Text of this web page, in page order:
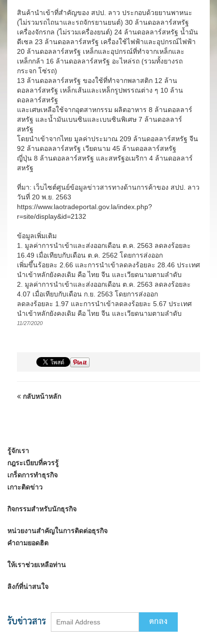
สินค้านำเข้าที่สำคัญของ สปป. ลาว ประกอบด้วยยานพาหนะ
(ไม่รวมรถไถนาและรถจักรยานยนต์) 30 ล้านดอลลาร์สหรัฐ
เครื่องจักรกล (ไม่รวมเครื่องยนต์) 24 ล้านดอลลาร์สหรัฐ น้ำมัน
ดีเซล 23 ล้านดอลลาร์สหรัฐ เครื่องใช้ไฟฟ้าและอุปกรณ์ไฟฟ้า
20 ล้านดอลลาร์สหรัฐ เหล็กและอุปกรณ์ที่ทำจากเหล็กและ
เหล็กกล้า 16 ล้านดอลลาร์สหรัฐ อะไหล่รถ (รวมทั้งยางรถ
กระจก โซ่รถ)
13 ล้านดอลลาร์สหรัฐ ของใช้ที่ทำจากพลาสติก 12 ล้าน
ดอลลาร์สหรัฐ เหล็กเส้นและเหล็กรูปพรรณต่าง ๆ 10 ล้าน
ดอลลาร์สหรัฐ
และเศษเหลือใช้จากอุตสาหกรรม ผลิตอาหาร 8 ล้านดอลลาร์
สหรัฐ และน้ำมันเบนซินและเบนซินพิเศษ 7 ล้านดอลลาร์
สหรัฐ
โดยนำเข้าจากไทย มูลค่าประมาณ 209 ล้านดอลลาร์สหรัฐ จีน
92 ล้านดอลลาร์สหรัฐ เวียดนาม 45 ล้านดอลลาร์สหรัฐ
ญี่ปุ่น 8 ล้านดอลลาร์สหรัฐ และสหรัฐอเมริกา 4 ล้านดอลลาร์
สหรัฐ
ที่มา: เว็บไซต์ศูนย์ข้อมูลข่าวสารทางด้านการค้าของ สปป. ลาว
วันที่ 20 พ.ย. 2563
https://www.laotradeportal.gov.la/index.php?
r=site/display&id=2132
ข้อมูลเพิ่มเติม
1. มูลค่าการนำเข้าและส่งออกเดือน ต.ค. 2563 ลดลงร้อยละ
16.49 เมื่อเทียบกับเดือน ต.ค. 2562 โดยการส่งออก
เพิ่มขึ้นร้อยละ 2.66 และการนำเข้าลดลงร้อยละ 28.46 ประเทศ
นำเข้าหลักยังคงเดิม คือ ไทย จีน และเวียดนามตามลำดับ
2. มูลค่าการนำเข้าและส่งออกเดือน ต.ค. 2563 ลดลงร้อยละ
4.07 เมื่อเทียบกับเดือน ก.ย. 2563 โดยการส่งออก
ลดลงร้อยละ 1.97 และการนำเข้าลดลงร้อยละ 5.67 ประเทศ
นำเข้าหลักยังคงเดิม คือ ไทย จีน และเวียดนามตามลำดับ
11/27/2020
กลับหน้าหลัก
รู้จักเรา
กฎระเบียบที่ควรรู้
เกร็ดการทำธุรกิจ
เกาะติดข่าว
กิจกรรมสำหรับนักธุรกิจ
หน่วยงานสำคัญในการติดต่อธุรกิจ
คำถามยอดฮิต
ให้เราช่วยเหลือท่าน
ลิงก์ที่น่าสนใจ
รับข่าวสาร